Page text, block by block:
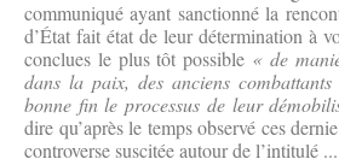
communiqué ayant sanctionné la
d’État fait état de leur détermination à
conclues le plus tôt possible « de
dans la paix, des anciens
bonne fin le processus de leur
dire qu’après le temps observé ces
controverse suscitée autour de l’intitulé ...